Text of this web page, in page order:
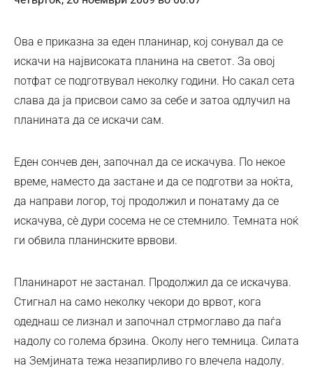
Ова е приказна за еден планинар, кој сонувал да се
искачи на највисоката планина на светот. За овој
потфат се подготвувал неколку години. Но сакал сета
слава да ја присвои само за себе и затоа одлучил на
планината да се искачи сам.
Еден сончев ден, започнал да се искачува. По некое
време, наместо да застане и да се подготви за ноќта,
да направи логор, тој продолжил и понатаму да се
искачува, сѐ дури сосема не се стемнило. Темната ноќ
ги обвила планинските врвови.
Планинарот не застанал. Продолжил да се искачува.
Стигнал на само неколку чекори до врвот, кога
одеднаш се лизнал и започнал стрмоглаво да паѓа
надолу со голема брзина. Околу него темница. Силата
на Земјината тежа незапирливо го влечела надолу.